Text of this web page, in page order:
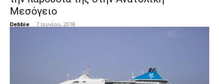
Μεσόγειο
Debbie - 7 Ιουνίου, 2018